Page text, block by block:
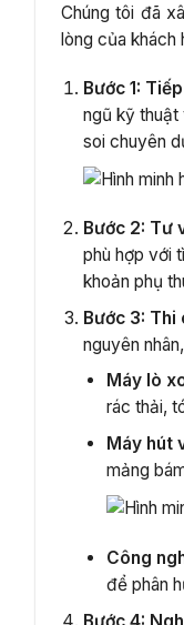
Chúng tôi đã
lòng của khách
Bước 1:
ngũ kỹ thuật
soi chuyên
Bước 2: Tư
phù hợp với
khoản phụ
Bước 3:
nguyên
Máy lò
rác thải,
Máy hút
mảng
Công
để phân